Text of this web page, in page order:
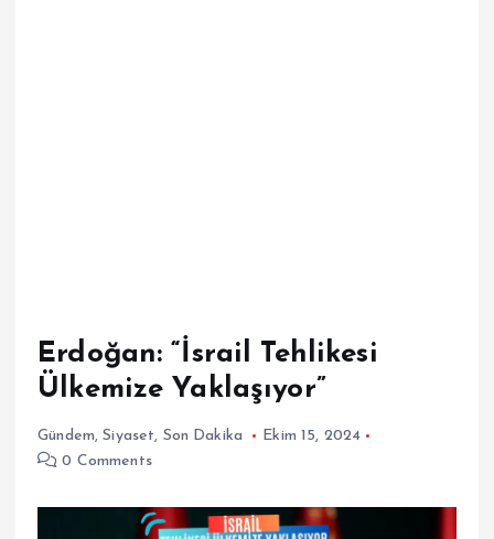
Erdoğan: “İsrail Tehlikesi
Ülkemize Yaklaşıyor”
Gündem,Siyaset, Son Dakika
Ekim 15, 2024
0 Comments